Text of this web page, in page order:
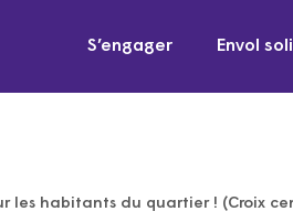
S’engager Envol
les habitants du quartier ! (Croix